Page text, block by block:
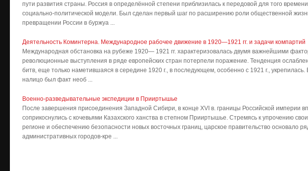
пути развития страны. Россия в определённой степени приблизилась к передовой для того
социально-политической модели. Был сделан первый шаг по расширению роли общественной
превращении России в буржуа ...
Деятельность Коминтерна. Международное рабочее движение в 1920—1921 гг. и задачи компартий
Международная обстановка на рубеже 1920— 1921 гг. характеризовалась двумя важнейшими
революционные выступления в ряде европейских стран потерпели поражение. Тенденция
битв, еще только наметившаяся в середине 1920 г., в последующем, особенно с 1921 г., укрепилась.
налицо был факт необ ...
Военно-разведывательные экспедиции в Прииртышье
После завершения присоединения Западной Сибири, в конце XVI в. границы Российской империи
соприкоснулись с кочевьями Казахского ханства в степном Прииртышье. Стремясь к упрочению
регионе и обеспечению безопасности новых восточных границ, царское правительство основало
административных городов-кре ...